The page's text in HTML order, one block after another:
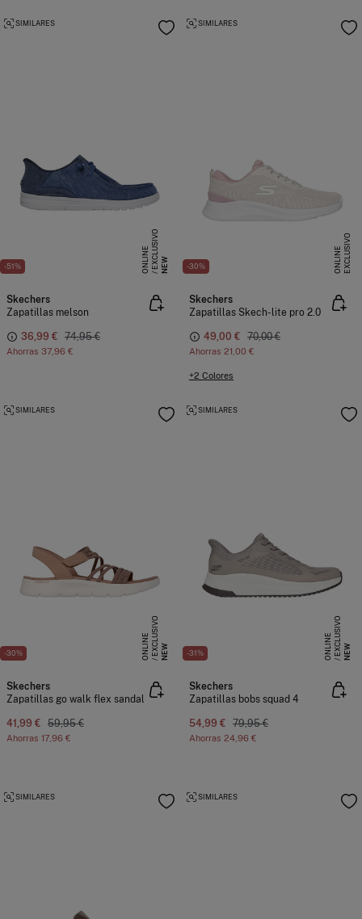
-51% NEW
E
X
C
L
US
I
V
O
O
N
L
I
N
E
SIMILARES
Skechers
Zapatillas melson
36,99 € 74,95 €
Ahorras 37,96 €
-30% E
X
C
L
U
SI
V
O
O
N
L
I
N
E
SIMILARES
Skechers
Zapatillas Skech-lite pro 2.0
49,00 € 70,00 €
Ahorras 21,00 €
+2 Colores
-30% NEW
E
X
C
L
US
I
V
O
O
N
L
I
N
E
SIMILARES
Skechers
Zapatillas go walk flex sandal
41,99 € 59,95 €
Ahorras 17,96 €
-31% NEW
E
X
C
L
US
I
V
O
O
N
L
I
N
E
SIMILARES
Skechers
Zapatillas bobs squad 4
54,99 € 79,95 €
Ahorras 24,96 €
SIMILARES SIMILARES